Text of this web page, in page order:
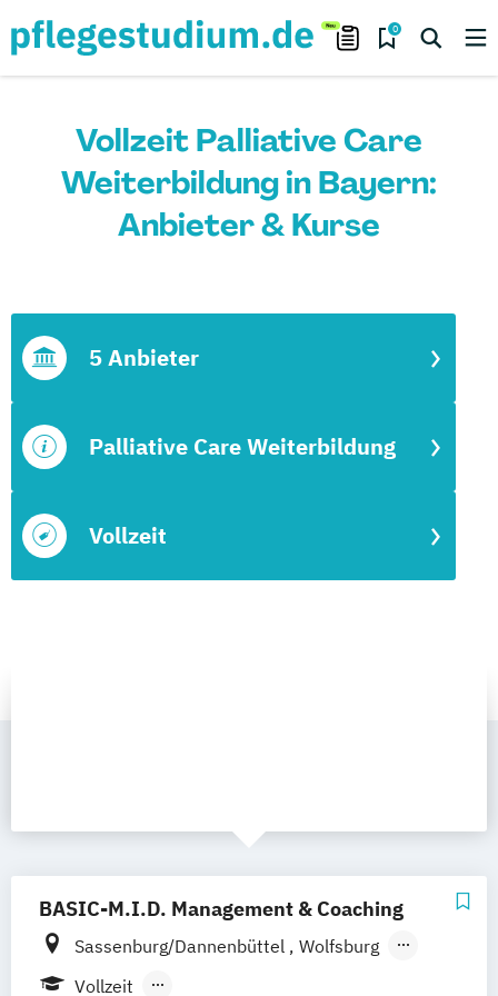
0
Vollzeit Palliative Care
Weiterbildung in Bayern:
Anbieter & Kurse
Vollzeit
Palliative Care Weiterbildung
5 Anbieter
BASIC-M.I.D. Management & Coaching
Sassenburg/Dannenbüttel
Wolfsburg
Hannover
Vollzeit